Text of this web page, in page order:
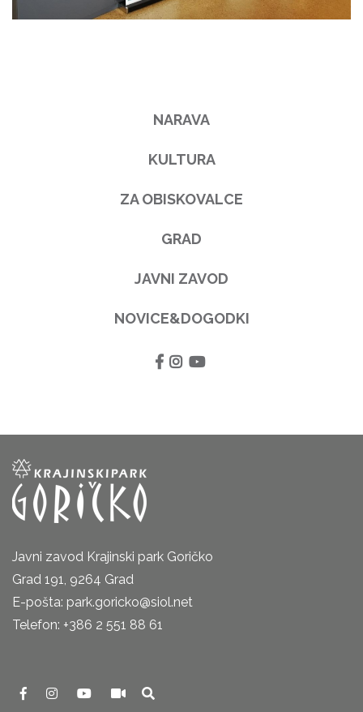
NARAVA
KULTURA
ZA OBISKOVALCE
GRAD
JAVNI ZAVOD
NOVICE&DOGODKI
Javni zavod Krajinski park Goričko
Grad 191, 9264 Grad
E-pošta: park.goricko@siol.net
Telefon: +386 2 551 88 61